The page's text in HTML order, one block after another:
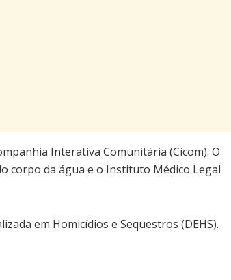
Interativa Comunitária (Cicom). O
corpo da água e o Instituto Médico Legal
em Homicídios e Sequestros (DEHS).